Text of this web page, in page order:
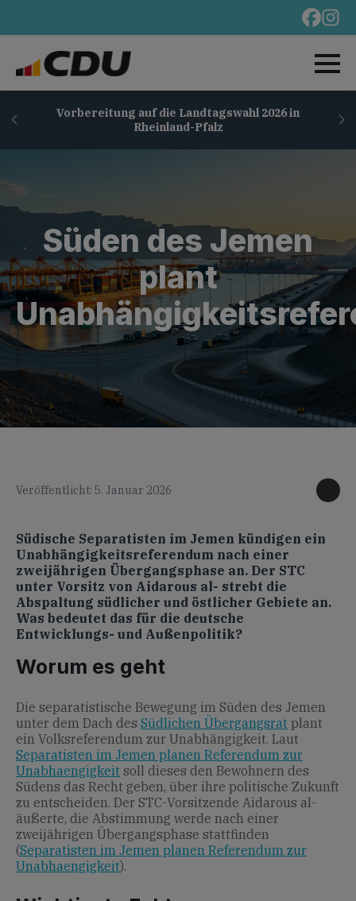
Vorbereitung auf die Landtagswahl 2026 in
Rheinland-Pfalz
Süden des Jemen
plant
Veröffentlicht: 5. Januar 2026
Südische Separatisten im Jemen kündigen ein
Unabhängigkeitsreferendum nach einer
zweijährigen Übergangsphase an. Der STC
unter Vorsitz von Aidarous al- strebt die
Abspaltung südlicher und östlicher Gebiete an.
Was bedeutet das für die deutsche
Entwicklungs- und Außenpolitik?
Worum es geht
Die separatistische Bewegung im Süden des Jemen
unter dem Dach des Südlichen Übergangsrat plant
ein Volksreferendum zur Unabhängigkeit. Laut
Separatisten im Jemen planen Referendum zur
Unabhaengigkeit soll dieses den Bewohnern des
Südens das Recht geben, über ihre politische Zukunft
zu entscheiden. Der STC-Vorsitzende Aidarous al-
äußerte, die Abstimmung werde nach einer
zweijährigen Übergangsphase stattfinden
(Separatisten im Jemen planen Referendum zur
Unabhaengigkeit).